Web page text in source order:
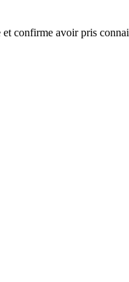
confirme avoir pris